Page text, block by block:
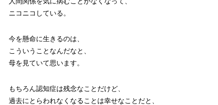
ニコニコしている。
今を懸命に生きるのは、
こういうことなんだなと、
母を見ていて思います。
もちろん認知症は残念なことだけど、
過去にとらわれなくなることは幸せなことだと、